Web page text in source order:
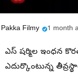
Pakka Filmy 1 month
ఎస్ షర్మిల ఇంధన
ఎదుర్కొంటున్న